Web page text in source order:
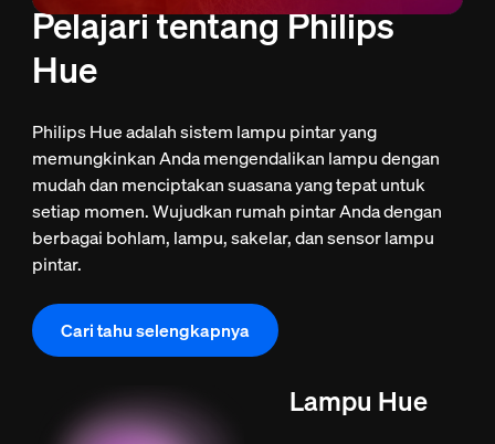
Pelajari tentang Philips
Hue
Philips Hue adalah sistem lampu pintar yang
memungkinkan Anda mengendalikan lampu dengan
mudah dan menciptakan suasana yang tepat untuk
setiap momen. Wujudkan rumah pintar Anda dengan
berbagai bohlam, lampu, sakelar, dan sensor lampu
pintar.
Cari tahu selengkapnya
Lampu Hue